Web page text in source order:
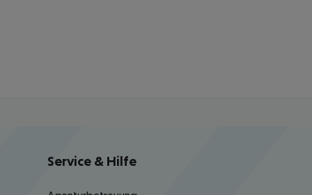
Service & Hilfe